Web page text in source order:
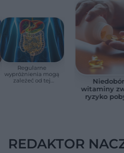
Regularne
wypróżnienia mogą
zależeć od tej
witaminy
ryzyko
REDAKTOR